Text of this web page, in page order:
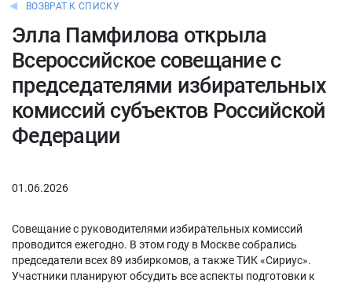
ВОЗВРАТ К СПИСКУ
Элла Памфилова открыла
Всероссийское совещание с
председателями избирательных
комиссий субъектов Российской
Федерации
01.06.2026
Совещание с руководителями избирательных комиссий
проводится ежегодно. В этом году в Москве собрались
председатели всех 89 избиркомов, а также ТИК «Сириус».
Участники планируют обсудить все аспекты подготовки к